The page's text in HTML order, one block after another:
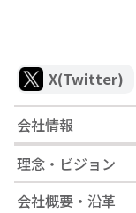
X(Twitter)
会社情報
理念・ビジョン
会社概要・沿革